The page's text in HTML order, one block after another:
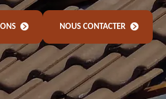
NOUS CONTACTER